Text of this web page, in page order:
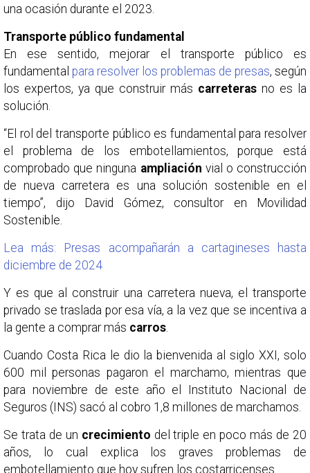
una ocasión durante el 2023.
Transporte público fundamental
En ese sentido, mejorar el transporte público es
fundamental para resolver los problemas de presas, según
los expertos, ya que construir más carreteras no es la
solución.
“El rol del transporte público es fundamental para resolver
el problema de los embotellamientos, porque está
comprobado que ninguna ampliación vial o construcción
de nueva carretera es una solución sostenible en el
tiempo”, dijo David Gómez, consultor en Movilidad
Sostenible.
Lea más: Presas acompañarán a cartagineses hasta
diciembre de 2024
Y es que al construir una carretera nueva, el transporte
privado se traslada por esa vía, a la vez que se incentiva a
la gente a comprar más carros.
Cuando Costa Rica le dio la bienvenida al siglo XXI, solo
600 mil personas pagaron el marchamo, mientras que
para noviembre de este año el Instituto Nacional de
Seguros (INS) sacó al cobro 1,8 millones de marchamos.
Se trata de un crecimiento del triple en poco más de 20
años, lo cual explica los graves problemas de
embotellamiento que hoy sufren los costarricenses.